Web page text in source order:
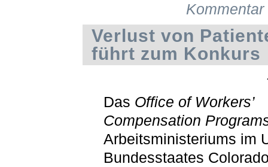
Verlust von
führt zum Konkurs
Das Office of Workers’
Compensation
Arbeitsministeriums im
Bundesstaates